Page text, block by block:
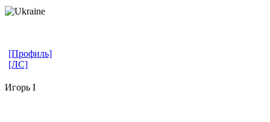
[Профиль]
[ЛС]
Игорь I